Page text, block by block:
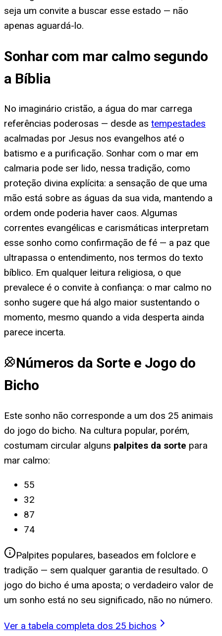
seja um convite a buscar esse estado — não
apenas aguardá-lo.
Sonhar com mar calmo segundo
a Bíblia
No imaginário cristão, a água do mar carrega
referências poderosas — desde as tempestades
acalmadas por Jesus nos evangelhos até o
batismo e a purificação. Sonhar com o mar em
calmaria pode ser lido, nessa tradição, como
proteção divina explícita: a sensação de que uma
mão está sobre as águas da sua vida, mantendo a
ordem onde poderia haver caos. Algumas
correntes evangélicas e carismáticas interpretam
esse sonho como confirmação de fé — a paz que
ultrapassa o entendimento, nos termos do texto
bíblico. Em qualquer leitura religiosa, o que
prevalece é o convite à confiança: o mar calmo no
sonho sugere que há algo maior sustentando o
momento, mesmo quando a vida desperta ainda
parece incerta.
Números da Sorte e Jogo do
Bicho
Este sonho não corresponde a um dos 25 animais
do jogo do bicho. Na cultura popular, porém,
costumam circular alguns palpites da sorte para
mar calmo:
55
32
87
74
Palpites populares, baseados em folclore e
tradição — sem qualquer garantia de resultado. O
jogo do bicho é uma aposta; o verdadeiro valor de
um sonho está no seu significado, não no número.
Ver a tabela completa dos 25 bichos